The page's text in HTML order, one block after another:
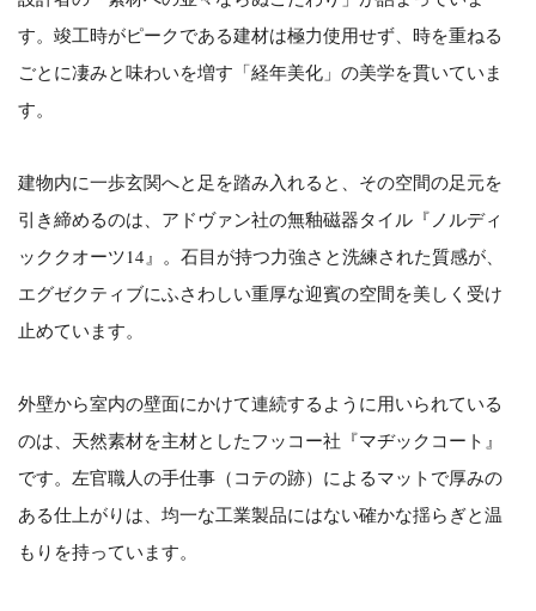
す。竣工時がピークである建材は極力使用せず、時を重ねる
ごとに凄みと味わいを増す「経年美化」の美学を貫いていま
す。
建物内に一歩玄関へと足を踏み入れると、その空間の足元を
引き締めるのは、アドヴァン社の無釉磁器タイル『ノルディ
ッククオーツ14』。石目が持つ力強さと洗練された質感が、
エグゼクティブにふさわしい重厚な迎賓の空間を美しく受け
止めています。
外壁から室内の壁面にかけて連続するように用いられている
のは、天然素材を主材としたフッコー社『マヂックコート』
です。左官職人の手仕事（コテの跡）によるマットで厚みの
ある仕上がりは、均一な工業製品にはない確かな揺らぎと温
もりを持っています。